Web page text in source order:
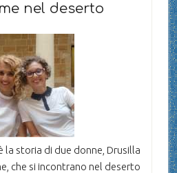
nel deserto
la storia di due donne, Drusilla
che si incontrano nel deserto